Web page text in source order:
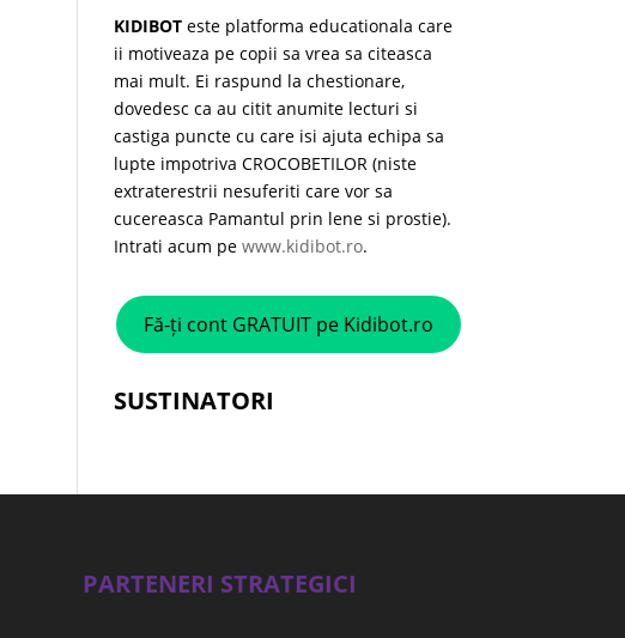
KIDIBOT este platforma educationala care
ii motiveaza pe copii sa vrea sa citeasca
mai mult. Ei raspund la chestionare,
dovedesc ca au citit anumite lecturi si
castiga puncte cu care isi ajuta echipa sa
lupte impotriva CROCOBETILOR (niste
extraterestrii nesuferiti care vor sa
cucereasca Pamantul prin lene si prostie).
Intrati acum pewww.kidibot.ro.
Fă-ți cont GRATUIT pe Kidibot.ro
SUSTINATORI
PARTENERI STRATEGICI